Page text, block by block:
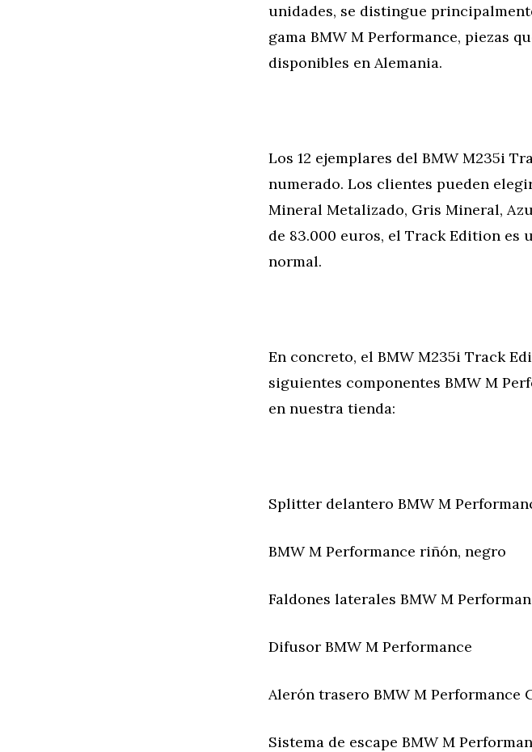
unidades, se distingue
gama BMW M Performance, piezas
disponibles en Alemania.
Los 12 ejemplares del BMW M235i
numerado. Los clientes pueden
Mineral Metalizado, Gris Mineral,
de 83.000 euros, el Track Edition es
normal.
En concreto, el BMW M235i Track
siguientes componentes BMW M
en nuestra tienda:
Splitter delantero BMW M
BMW M Performance riñón, negro
Faldones laterales BMW M
Difusor BMW M Performance
Alerón trasero BMW M Performance
Sistema de escape BMW M